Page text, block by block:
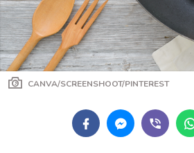
CANVA/SCREENSHOOT/PINTEREST